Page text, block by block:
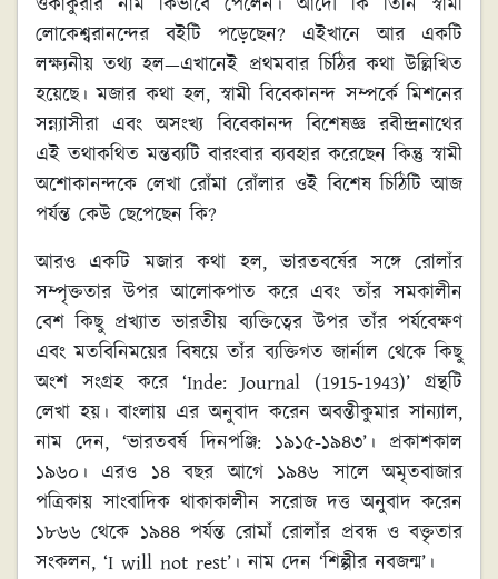
লোকেশ্বরানন্দের বইটি পড়েছেন? এইখানে আর একটি
লক্ষ্যনীয় তথ্য হল—এখানেই প্রথমবার চিঠির কথা উল্লিখিত
হয়েছে। মজার কথা হল, স্বামী বিবেকানন্দ সম্পর্কে মিশনের
সন্ন্যাসীরা এবং অসংখ্য বিবেকানন্দ বিশেষজ্ঞ রবীন্দ্রনাথের
এই তথাকথিত মন্তব্যটি বারংবার ব্যবহার করেছেন কিন্তু স্বামী
অশোকানন্দকে লেখা রোঁমা রোঁলার ওই বিশেষ চিঠিটি আজ
পর্যন্ত কেউ ছেপেছেন কি?
আরও একটি মজার কথা হল, ভারতবর্ষের সঙ্গে রোলাঁর
সম্পৃক্ততার উপর আলোকপাত করে এবং তাঁর সমকালীন
বেশ কিছু প্রখ্যাত ভারতীয় ব্যক্তিত্বের উপর তাঁর পর্যবেক্ষণ
এবং মতবিনিময়ের বিষয়ে তাঁর ব্যক্তিগত জার্নাল থেকে কিছু
অংশ সংগ্রহ করে ‘Inde: Journal (1915-1943)’ গ্রন্থটি
লেখা হয়। বাংলায় এর অনুবাদ করেন অবন্তীকুমার সান্যাল,
নাম দেন, ‘ভারতবর্ষ দিনপঞ্জি: ১৯১৫-১৯৪৩’। প্রকাশকাল
১৯৬০। এরও ১৪ বছর আগে ১৯৪৬ সালে অমৃতবাজার
পত্রিকায় সাংবাদিক থাকাকালীন সরোজ দত্ত অনুবাদ করেন
১৮৬৬ থেকে ১৯৪৪ পর্যন্ত রোমাঁ রোলাঁর প্রবন্ধ ও বক্তৃতার
সংকলন, ‘I will not rest’। নাম দেন ‘শিল্পীর নবজন্ম’।